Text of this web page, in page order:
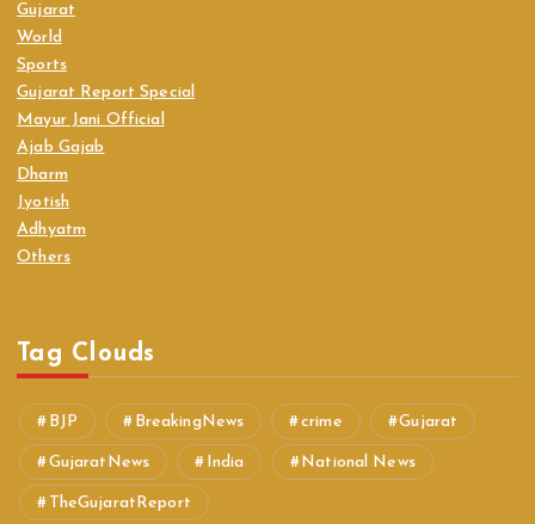
Gujarat
World
Sports
Gujarat Report Special
Mayur Jani Official
Ajab Gajab
Dharm
Jyotish
Adhyatm
Others
Tag Clouds
BJP BreakingNews crime Gujarat
GujaratNews India National News
TheGujaratReport